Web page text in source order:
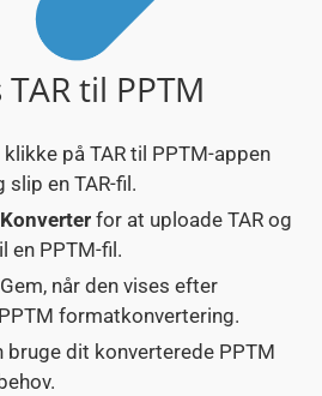
til PPTM
på TAR til PPTM-appen
en TAR-fil.
Konverter for at uploade TAR og
en PPTM-fil.
når den vises efter
formatkonvertering.
bruge dit konverterede PPTM